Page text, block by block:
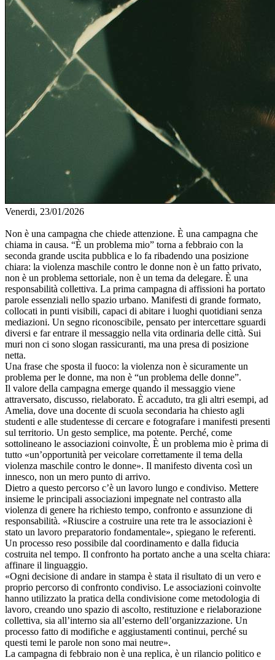
Venerdi, 23/01/2026
Non è una campagna che chiede attenzione. È una campagna che
chiama in causa. “È un problema mio” torna a febbraio con la
seconda grande uscita pubblica e lo fa ribadendo una posizione
chiara: la violenza maschile contro le donne non è un fatto privato,
non è un problema settoriale, non è un tema da delegare. È una
responsabilità collettiva. La prima campagna di affissioni ha portato
parole essenziali nello spazio urbano. Manifesti di grande formato,
collocati in punti visibili, capaci di abitare i luoghi quotidiani senza
mediazioni. Un segno riconoscibile, pensato per intercettare sguardi
diversi e far entrare il messaggio nella vita ordinaria delle città. Sui
muri non ci sono slogan rassicuranti, ma una presa di posizione
netta.
Una frase che sposta il fuoco: la violenza non è sicuramente un
problema per le donne, ma non è “un problema delle donne”.
Il valore della campagna emerge quando il messaggio viene
attraversato, discusso, rielaborato. È accaduto, tra gli altri esempi, ad
Amelia, dove una docente di scuola secondaria ha chiesto agli
studenti e alle studentesse di cercare e fotografare i manifesti presenti
sul territorio. Un gesto semplice, ma potente. Perché, come
sottolineano le associazioni coinvolte, È un problema mio è prima di
tutto «un’opportunità per veicolare correttamente il tema della
violenza maschile contro le donne». Il manifesto diventa così un
innesco, non un mero punto di arrivo.
Dietro a questo percorso c’è un lavoro lungo e condiviso. Mettere
insieme le principali associazioni impegnate nel contrasto alla
violenza di genere ha richiesto tempo, confronto e assunzione di
responsabilità. «Riuscire a costruire una rete tra le associazioni è
stato un lavoro preparatorio fondamentale», spiegano le referenti.
Un processo reso possibile dal coordinamento e dalla fiducia
costruita nel tempo. Il confronto ha portato anche a una scelta chiara:
affinare il linguaggio.
«Ogni decisione di andare in stampa è stata il risultato di un vero e
proprio percorso di confronto condiviso. Le associazioni coinvolte
hanno utilizzato la pratica della condivisione come metodologia di
lavoro, creando uno spazio di ascolto, restituzione e rielaborazione
collettiva, sia all’interno sia all’esterno dell’organizzazione. Un
processo fatto di modifiche e aggiustamenti continui, perché su
questi temi le parole non sono mai neutre».
La campagna di febbraio non è una replica, è un rilancio politico e